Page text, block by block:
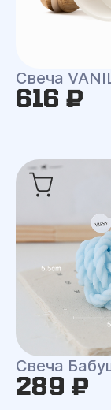
Свеча
616 ₽
Свеча
289 ₽